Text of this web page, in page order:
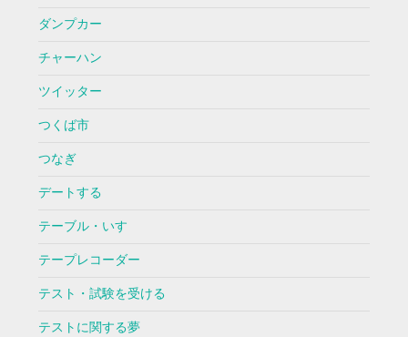
ダンプカー
チャーハン
ツイッター
つくば市
つなぎ
デートする
テーブル・いす
テープレコーダー
テスト・試験を受ける
テストに関する夢